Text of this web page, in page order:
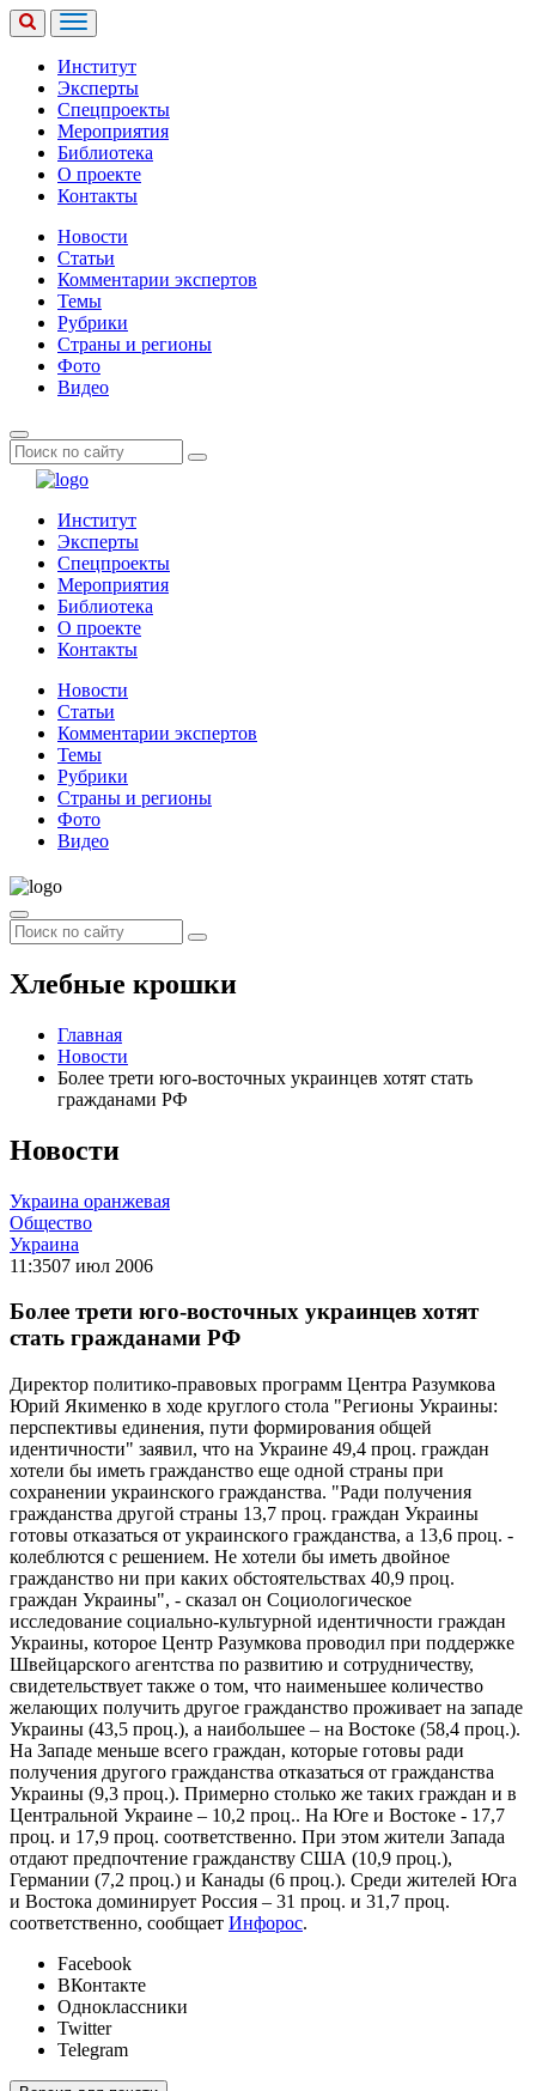
Институт
Эксперты
Спецпроекты
Мероприятия
Библиотека
О проекте
Контакты
Новости
Статьи
Комментарии экспертов
Темы
Рубрики
Страны и регионы
Фото
Видео
Институт
Эксперты
Спецпроекты
Мероприятия
Библиотека
О проекте
Контакты
Новости
Статьи
Комментарии экспертов
Темы
Рубрики
Страны и регионы
Фото
Видео
Хлебные крошки
Главная
Новости
Более трети юго-восточных украинцев хотят стать
гражданами РФ
Новости
Украина оранжевая
Общество
Украина
11:3507 июл 2006
Более трети юго-восточных украинцев хотят
стать гражданами РФ
Директор политико-правовых программ Центра Разумкова
Юрий Якименко в ходе круглого стола "Регионы Украины:
перспективы единения, пути формирования общей
идентичности" заявил, что на Украине 49,4 проц. граждан
хотели бы иметь гражданство еще одной страны при
сохранении украинского гражданства. "Ради получения
гражданства другой страны 13,7 проц. граждан Украины
готовы отказаться от украинского гражданства, а 13,6 проц. -
колеблются с решением. Не хотели бы иметь двойное
гражданство ни при каких обстоятельствах 40,9 проц.
граждан Украины", - сказал он Социологическое
исследование социально-культурной идентичности граждан
Украины, которое Центр Разумкова проводил при поддержке
Швейцарского агентства по развитию и сотрудничеству,
свидетельствует также о том, что наименьшее количество
желающих получить другое гражданство проживает на западе
Украины (43,5 проц.), а наибольшее – на Востоке (58,4 проц.).
На Западе меньше всего граждан, которые готовы ради
получения другого гражданства отказаться от гражданства
Украины (9,3 проц.). Примерно столько же таких граждан и в
Центральной Украине – 10,2 проц.. На Юге и Востоке - 17,7
проц. и 17,9 проц. соответственно. При этом жители Запада
отдают предпочтение гражданству США (10,9 проц.),
Германии (7,2 проц.) и Канады (6 проц.). Среди жителей Юга
и Востока доминирует Россия – 31 проц. и 31,7 проц.
соответственно, сообщает Инфорос.
Facebook
ВКонтакте
Одноклассники
Twitter
Telegram